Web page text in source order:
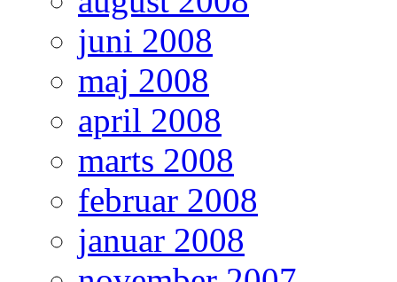
juni 2008
maj 2008
april 2008
marts 2008
februar 2008
januar 2008